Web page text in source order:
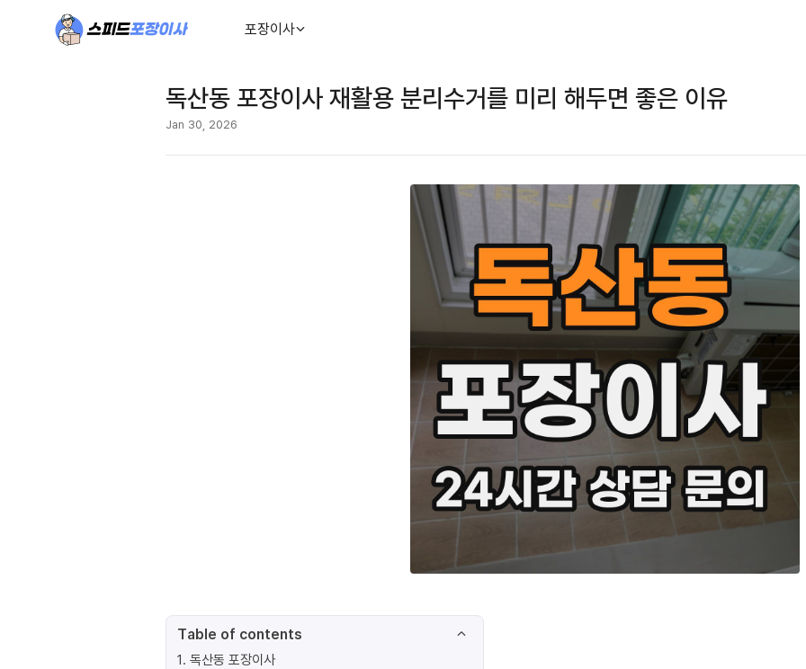
포장이사
독산동 포장이사 재활용 분리수거를 미리 해두면 좋은 이유
Jan 30, 2026
Table of contents
1. 독산동 포장이사